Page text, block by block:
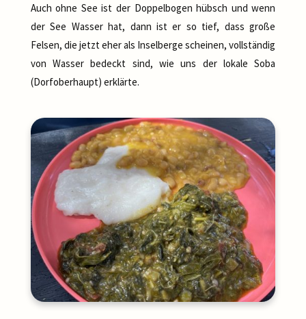
Auch ohne See ist der Doppelbogen hübsch und wenn
der See Wasser hat, dann ist er so tief, dass große
Felsen, die jetzt eher als Inselberge scheinen, vollständig
von Wasser bedeckt sind, wie uns der lokale Soba
(Dorfoberhaupt) erklärte.